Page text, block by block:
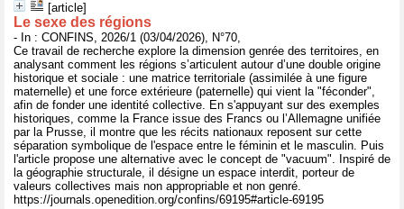
[article]
Le sexe des régions
- In : CONFINS, 2026/1 (03/04/2026), N°70,
Ce travail de recherche explore la dimension genrée des territoires, en
analysant comment les régions s’articulent autour d’une double origine
historique et sociale : une matrice territoriale (assimilée à une figure
maternelle) et une force extérieure (paternelle) qui vient la "féconder",
afin de fonder une identité collective. En s'appuyant sur des exemples
historiques, comme la France issue des Francs ou l’Allemagne unifiée
par la Prusse, il montre que les récits nationaux reposent sur cette
séparation symbolique de l'espace entre le féminin et le masculin. Puis
l'article propose une alternative avec le concept de "vacuum". Inspiré de
la géographie structurale, il désigne un espace interdit, porteur de
valeurs collectives mais non appropriable et non genré.
https://journals.openedition.org/confins/69195#article-69195